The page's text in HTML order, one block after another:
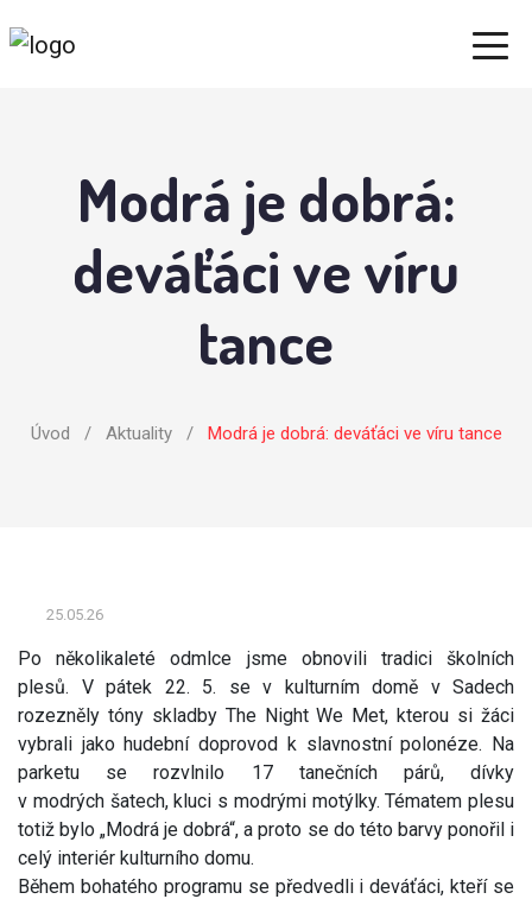
Modrá je dobrá:
deváťáci ve víru
tance
Úvod / Aktuality / Modrá je dobrá: deváťáci ve víru tance
25.05.26
Po několikaleté odmlce jsme obnovili tradici školních
plesů. V pátek 22. 5. se v kulturním domě v Sadech
rozezněly tóny skladby The Night We Met, kterou si žáci
vybrali jako hudební doprovod k slavnostní polonéze. Na
parketu se rozvlnilo 17 tanečních párů, dívky
v modrých šatech, kluci s modrými motýlky. Tématem plesu
totiž bylo „Modrá je dobrá“, a proto se do této barvy ponořil i
celý interiér kulturního domu.
Během bohatého programu se předvedli i deváťáci, kteří se